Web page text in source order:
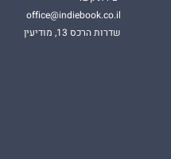
office@indiebook.co.il
שדרות הרכס 13, מודיעין